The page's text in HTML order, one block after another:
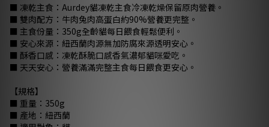
■ 凍乾主食：Aurdey貓凍乾主食冷凍乾燥保留原肉營養。
■ 雙肉配方：牛肉兔肉高蛋白約90%營養更完整。
■ 主食份量：350g全齡貓每日餵食輕鬆便利。
■ 安心來源：紐西蘭肉源無加防腐來源透明安心。
■ 酥香口感：凍乾酥脆口感香氣濃郁貓咪愛吃。
■ 天天安心：營養滿滿完整主食每日餵食更安心。
【規格】
■ 重量：350g
■ 產地：紐西蘭